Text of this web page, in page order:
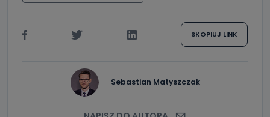
trzecim, jak również nie są one wykorzystywane w
procesach zautomatyzowanego profilowania.
przekazanymi nam danymi?
Po wyrażeniu zgody na przetwarzanie danych osobowych,
mają Państwo prawo do żądania od Telewizji Kablowa
SKOPIUJ LINK
Sebastian Matyszczak